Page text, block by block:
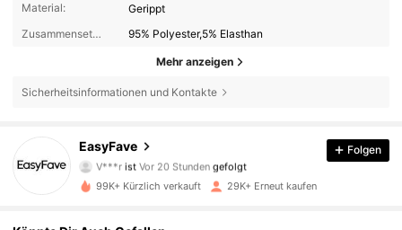
Material:
Gerippt
Zusammensetzung:
95% Polyester,5% Elasthan
Mehr anzeigen
Sicherheitsinformationen und Kontakte
EasyFave
V***rist Vor 20 Stunden
a***n ist am Durchsuchen
4,87
64K Follower
Folgen
99K+ Kürzlich verkauft 29K+ Erneut kaufen